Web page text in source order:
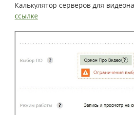
Калькулятор серверов для
ссылке